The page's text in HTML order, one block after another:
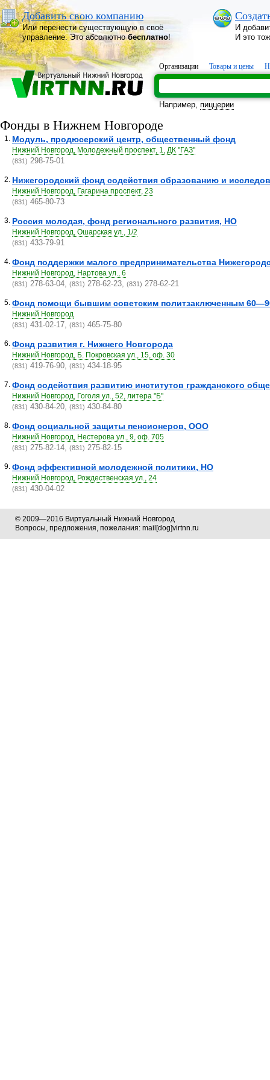
Добавить свою компанию
Или перенести существующую в своё
управление. Это абсолютнобесплатно!
И
И это
Организации Товары и цены
Например, пиццерии
Фонды в Нижнем Новгороде
1. Модуль, продюсерский центр, общественный фонд
Нижний Новгород, Молодежный проспект, 1, ДК "ГАЗ"
(831) 298-75-01
2. Нижегородский фонд содействия образованию и
Нижний Новгород, Гагарина проспект, 23
(831) 465-80-73
3. Россия молодая, фонд регионального развития, НО
Нижний Новгород, Ошарская ул., 1/2
(831) 433-79-91
4. Фонд поддержки малого предпринимательства
Нижний Новгород, Нартова ул., 6
(831) 278-63-04, (831) 278-62-23, (831) 278-62-21
5. Фонд помощи бывшим советским политзаключенным
Нижний Новгород
(831) 431-02-17, (831) 465-75-80
6. Фонд развития г. Нижнего Новгорода
Нижний Новгород, Б. Покровская ул., 15, оф. 30
(831) 419-76-90, (831) 434-18-95
7. Фонд содействия развитию институтов гражданского
Нижний Новгород, Гоголя ул., 52, литера "Б"
(831) 430-84-20, (831) 430-84-80
8. Фонд социальной защиты пенсионеров, ООО
Нижний Новгород, Нестерова ул., 9, оф. 705
(831) 275-82-14, (831) 275-82-15
9. Фонд эффективной молодежной политики, НО
Нижний Новгород, Рождественская ул., 24
(831) 430-04-02
© 2009—2016 Виртуальный Нижний Новгород
Вопросы, предложения, пожелания: mail[dog]virtnn.ru